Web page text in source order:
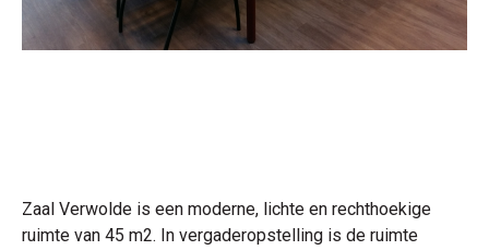
Zaal Verwolde is een moderne, lichte en rechthoekige
ruimte van 45 m2. In vergaderopstelling is de ruimte